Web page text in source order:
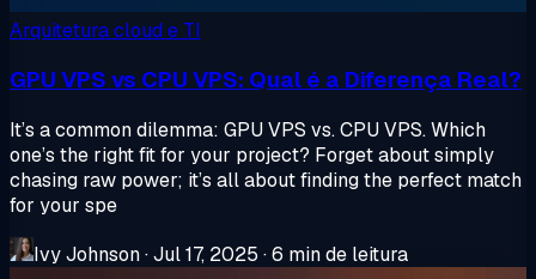
Arquitetura cloud e TI
GPU VPS vs CPU VPS: Qual é a Diferença Real?
It’s a common dilemma: GPU VPS vs. CPU VPS. Which
one’s the right fit for your project? Forget about simply
chasing raw power; it’s all about finding the perfect match
for your spe
Ivy Johnson·Jul 17, 2025 ·6 min de leitura